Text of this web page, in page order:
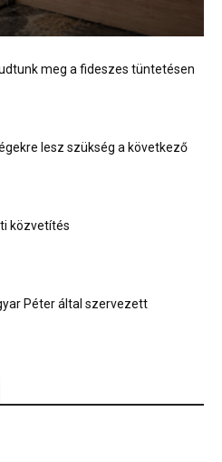
meg a fideszes tüntetésen
lesz szükség a következő
közvetítés
Péter által szervezett